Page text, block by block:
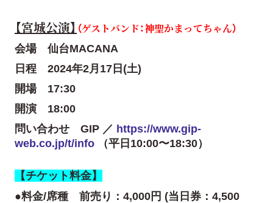
【宮城公演】 （ゲストバンド：神聖かまってちゃん）
会場 仙台MACANA
日程 2024年2月17日(土)
開場 17:30
開演 18:00
問い合わせ GIP ／ https://www.gip-
web.co.jp/t/info （平日10:00〜18:30）
【チケット料金】
●料金/席種 前売り：4,000円 (当日券：4,500